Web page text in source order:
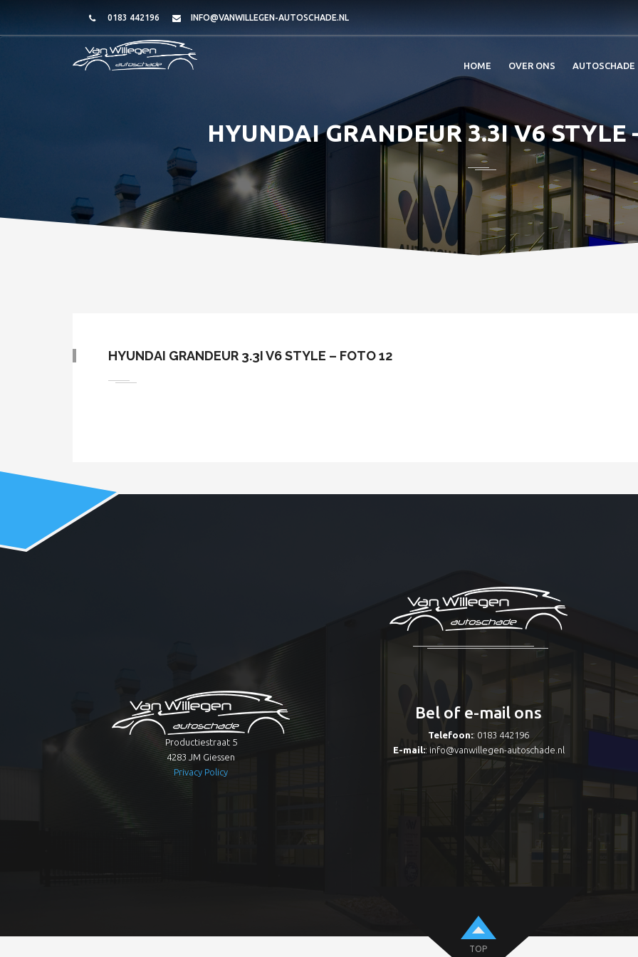
0183 442196 INFO@VANWILLEGEN-AUTOSCHADE.NL
HOME OVER ONS AUTOSCHADE
HYUNDAI GRANDEUR 3.3I V6 STYLE
HYUNDAI GRANDEUR 3.3I V6 STYLE – FOTO 12
Productiestraat 5
4283 JM Giessen
Privacy Policy
Bel of e-mail ons
Telefoon:: 0183 442196
E-mail:: info@vanwillegen-autoschade.nl
TOP